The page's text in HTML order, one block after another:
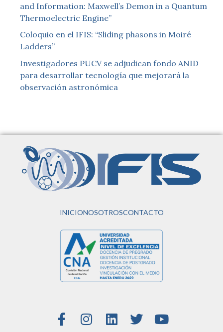
and Information: Maxwell’s Demon in a Quantum
Thermoelectric Engine”
Coloquio en el IFIS: “Sliding phasons in Moiré
Ladders”
Investigadores PUCV se adjudican fondo ANID
para desarrollar tecnología que mejorará la
observación astronómica
INICIONOSOTROSCONTACTO